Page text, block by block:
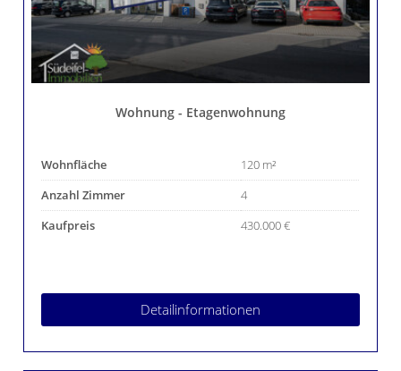
Wohnung - Etagenwohnung
Wohnfläche
120 m²
Anzahl Zimmer
4
Kaufpreis
430.000 €
Detailinformationen